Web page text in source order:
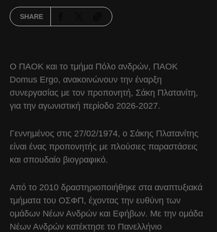
SHARE
Ο ΠΑΟΚ και το τμήμα Πόλο ανδρών, ΠΑΟΚ
Domus Ergo, ανακοινώνουν την έναρξη
συνεργασίας με τον προπονητή, Σάκη Πλατανίτη,
για την αγωνιστική περίοδο 2026-2027.
Γεννημένος στις 27/02/1974, ο Σάκης Πλατανίτης
είναι ένας προπονητής με πλούσιες παραστάσεις
και σπουδαίο βιογραφικό.
Από το 2010 δραστηριοποιήθηκε στα αναπτυξιακά
τμήματα του ΟΣΦΠ, έχοντας την ευθύνη των
ομάδων Νέων Ανδρών και Εφήβων. Με την ομάδα
Νέων Ανδρών κατέκτησε το Πανελλήνιο